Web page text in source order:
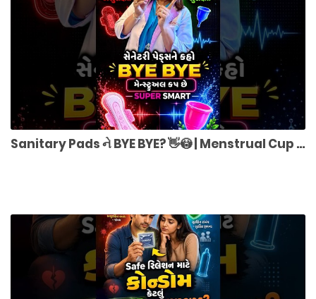
Sanitary Pads ને BYE BYE? 👋😳 | Menstrual Cup કેમ બની રહ્યું છે Smart Choice?